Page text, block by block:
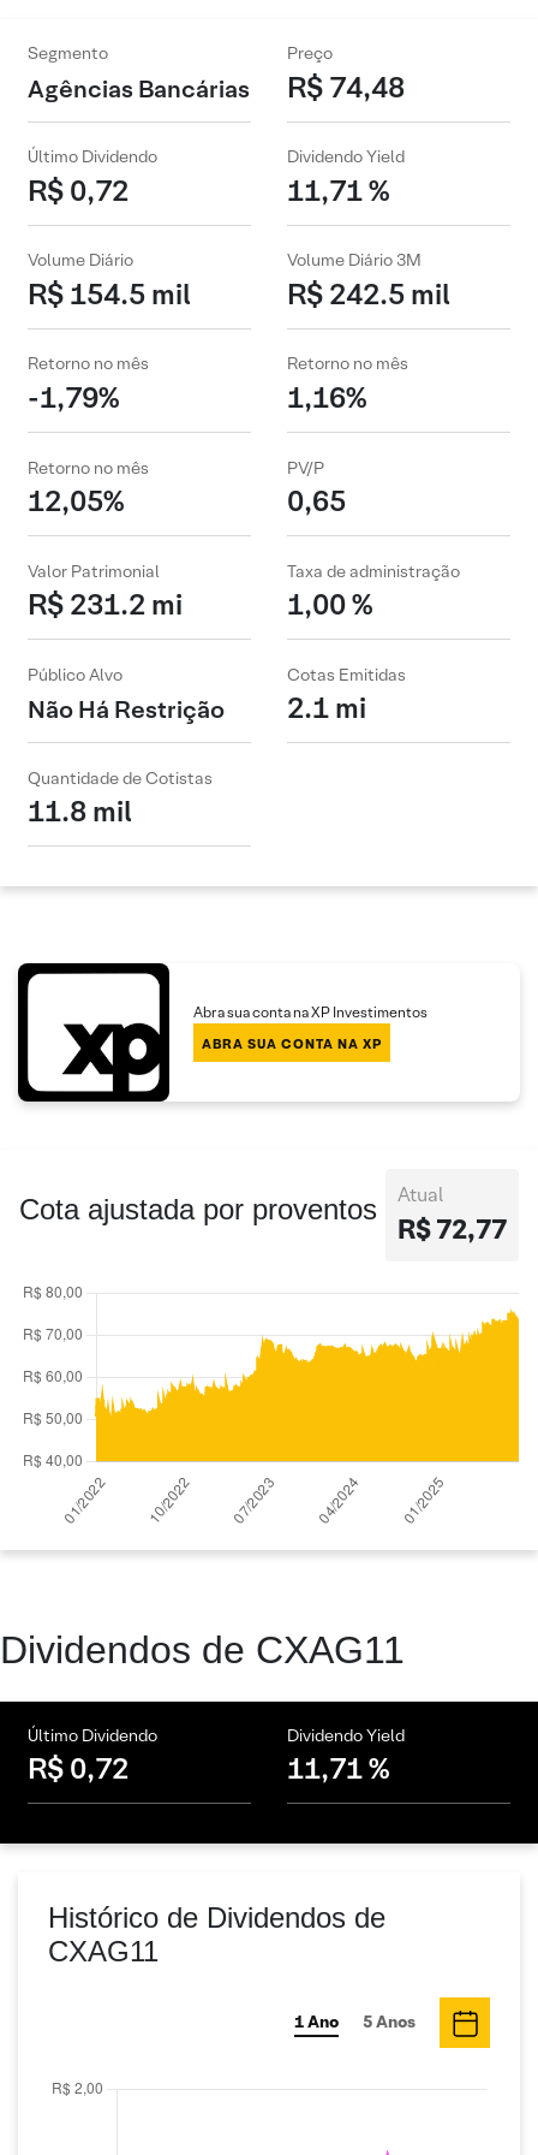
Segmento
Agências Bancárias
Preço
R$ 74,48
Último Dividendo
R$ 0,72
Dividendo Yield
11,71 %
Volume Diário
R$ 154.5 mil
Volume Diário 3M
R$ 242.5 mil
Retorno no mês
-1,79%
Retorno no mês
1,16%
Retorno no mês
12,05%
PV/P
0,65
Valor Patrimonial
R$ 231.2 mi
Taxa de administração
1,00 %
Público Alvo
Não Há Restrição
Cotas Emitidas
2.1 mi
Quantidade de Cotistas
11.8 mil
Abra sua conta na XP Investimentos
ABRA SUA CONTA NA XP
Cota ajustada por proventos Atual
R$ 72,77
Dividendos de CXAG11
Último Dividendo
R$ 0,72
Dividendo Yield
11,71 %
Histórico de Dividendos de
CXAG11
1 Ano 5 Anos